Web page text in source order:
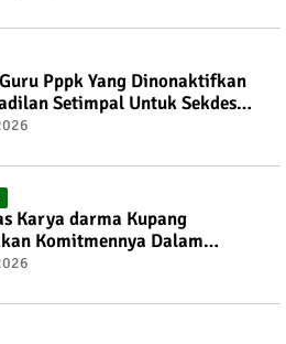
Pppk Yang Dinonaktifkan
Setimpal Untuk Sekdes
Karya darma Kupang
Komitmennya Dalam
Pembangunan Masyarakat